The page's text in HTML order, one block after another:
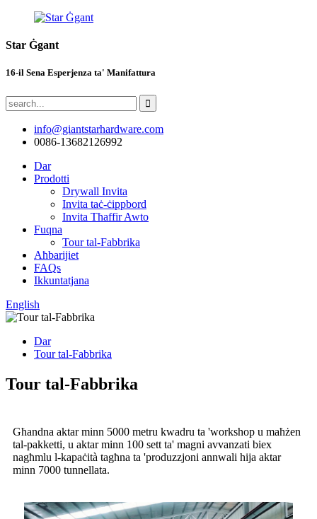
Star Ġgant
16-il Sena Esperjenza ta' Manifattura
info@giantstarhardware.com
0086-13682126992
Dar
Prodotti
Drywall Invita
Invita taċ-ċippbord
Invita Tħaffir Awto
Fuqna
Tour tal-Fabbrika
Aħbarijiet
FAQs
Ikkuntatjana
English
Dar
Tour tal-Fabbrika
Tour tal-Fabbrika
Għandna aktar minn 5000 metru kwadru ta 'workshop u maħżen
tal-pakketti, u aktar minn 100 sett ta' magni avvanzati biex
nagħmlu l-kapaċità tagħna ta 'produzzjoni annwali hija aktar
minn 7000 tunnellata.